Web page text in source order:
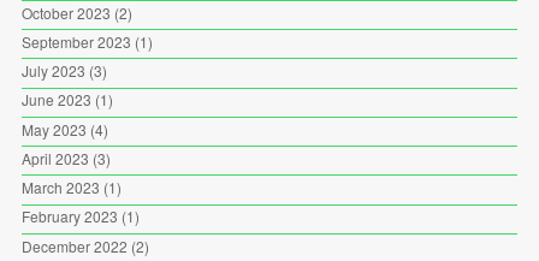
October 2023 (2)
September 2023 (1)
July 2023 (3)
June 2023 (1)
May 2023 (4)
April 2023 (3)
March 2023 (1)
February 2023 (1)
December 2022 (2)